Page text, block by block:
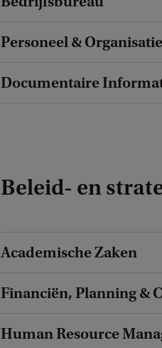
Personeel &
Documentaire
Beleid- en
Academische Zaken
Financiën, Planning &
Human Resource